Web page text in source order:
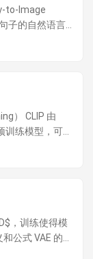
to-Image
子的自然语言
与传统的单句
A-Story:
)。
主要角色的身
发展进行变
局一致的场景
析指代（如代
色/背景一
A-Story:
)。
能力。 ...
） CLIP 由
练模型，可以
过对比学习
，训练使得模
公式 VAE 的目
优化 $p(x)$ 通